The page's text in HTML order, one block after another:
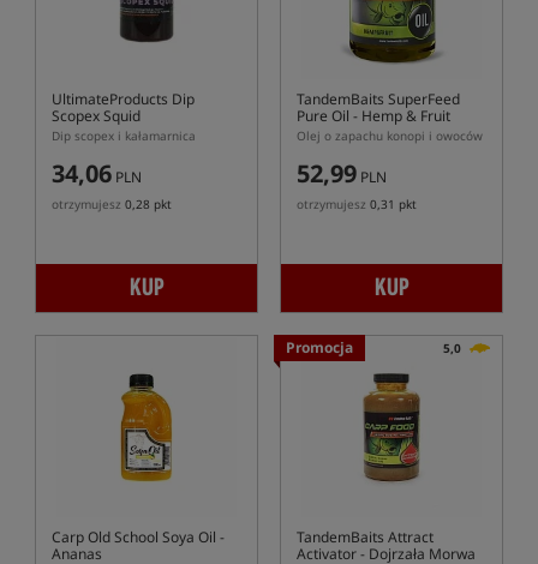
UltimateProducts Dip
Scopex Squid
Dip scopex i kałamarnica
34,06 PLN
otrzymujesz 0,28 pkt
KUP
TandemBaits SuperFeed
Pure Oil - Hemp & Fruit
Olej o zapachu konopi i owoców
52,99 PLN
otrzymujesz 0,31 pkt
KUP
Carp Old School Soya Oil -
Ananas
Promocja 5,0
TandemBaits Attract
Activator- Dojrzała Morwa